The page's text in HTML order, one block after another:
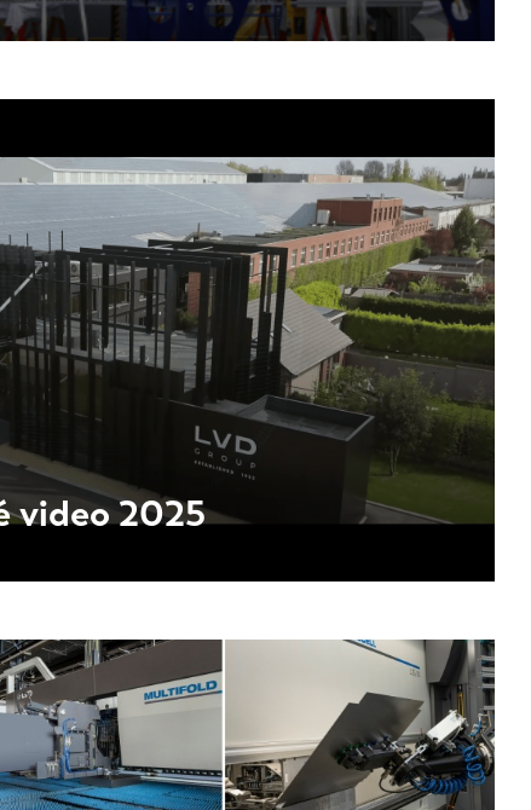
video 2025